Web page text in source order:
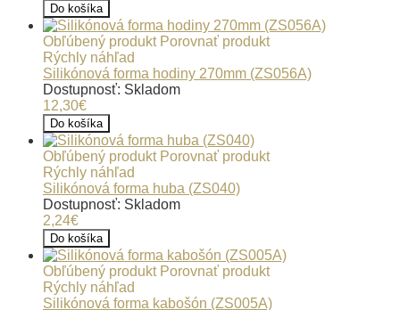
Do košíka
Obľúbený produkt Porovnať produkt
Rýchly náhľad
Silikónová forma hodiny 270mm (ZS056A)
Dostupnosť: Skladom
12,30€
Do košíka
Obľúbený produkt Porovnať produkt
Rýchly náhľad
Silikónová forma huba (ZS040)
Dostupnosť: Skladom
2,24€
Do košíka
Obľúbený produkt Porovnať produkt
Rýchly náhľad
Silikónová forma kabošón (ZS005A)